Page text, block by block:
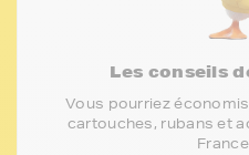
Les conseils
Vous pourriez
cartouches, rubans et